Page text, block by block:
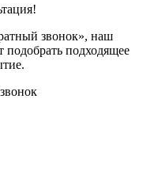
звонок», наш
подходящее